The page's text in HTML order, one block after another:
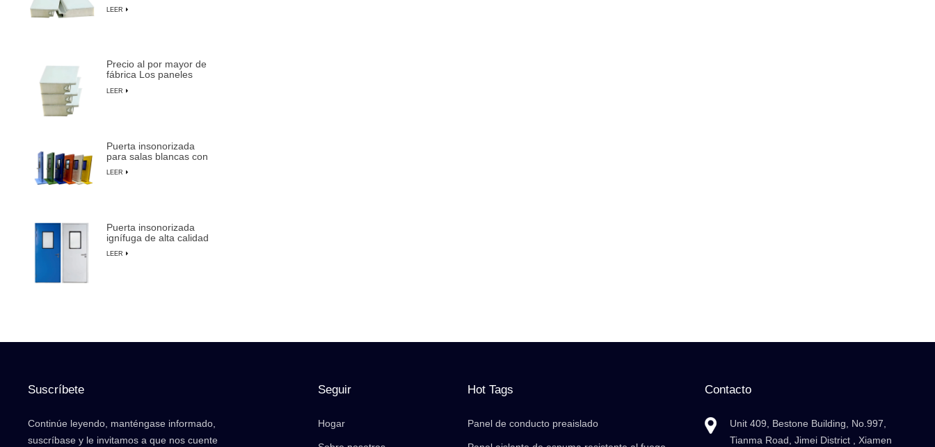
impermeables y
LEER
Precio al por mayor de
fábrica Los paneles
más duraderos de
LEER
Puerta insonorizada
para salas blancas con
fabricación de
LEER
Puerta insonorizada
ignífuga de alta calidad
anulación manual
LEER
Suscríbete
Continúe leyendo, manténgase informado,
suscríbase y le invitamos a que nos cuente
Seguir
Hogar
Hot Tags
Panel de conducto preaislado
Contacto
Unit 409, Bestone Building, No.997,
Tianma Road, Jimei District , Xiamen